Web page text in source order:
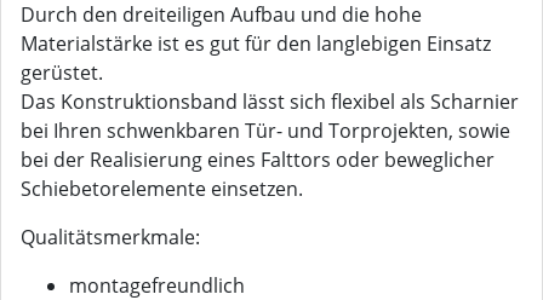
Durch den dreiteiligen Aufbau und die hohe
Materialstärke ist es gut für den langlebigen Einsatz
gerüstet.
Das Konstruktionsband lässt sich flexibel als Scharnier
bei Ihren schwenkbaren Tür- und Torprojekten, sowie
bei der Realisierung eines Falttors oder beweglicher
Schiebetorelemente einsetzen.
Qualitätsmerkmale:
montagefreundlich